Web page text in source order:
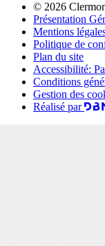
© 2026
Présentation
Mentions
Politique de
Plan du site
Accessibilité:
Conditions
Gestion des
Réalisé par